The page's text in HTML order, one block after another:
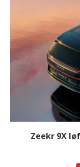
Zeekr 9X